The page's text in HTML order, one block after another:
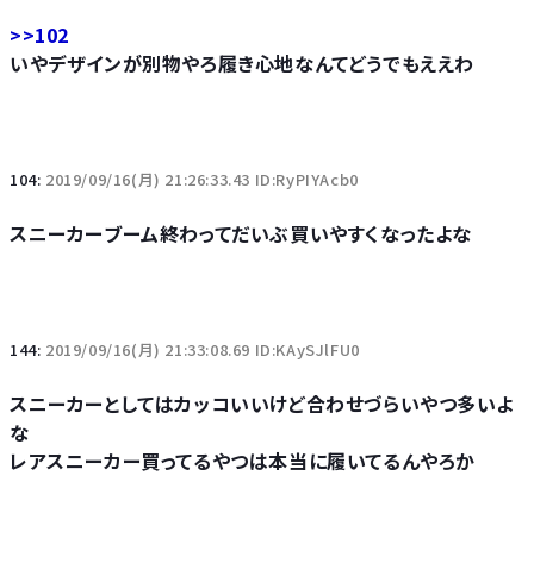
>>102
いやデザインが別物やろ履き心地なんてどうでもええわ
104: 2019/09/16(月) 21:26:33.43 ID:RyPIYAcb0
スニーカーブーム終わってだいぶ買いやすくなったよな
144: 2019/09/16(月) 21:33:08.69 ID:KAySJlFU0
スニーカーとしてはカッコいいけど合わせづらいやつ多いよ
な
レアスニーカー買ってるやつは本当に履いてるんやろか